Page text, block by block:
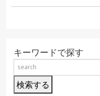
キーワードで探す